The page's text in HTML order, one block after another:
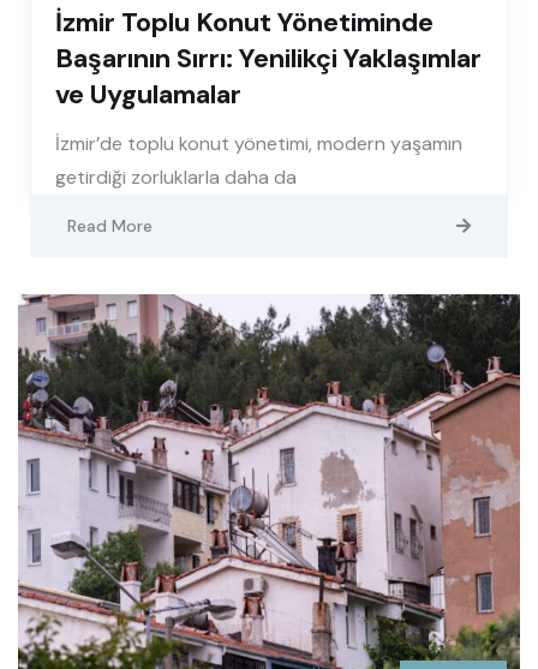
İzmir Toplu Konut Yönetiminde
Başarının Sırrı: Yenilikçi Yaklaşımlar
ve Uygulamalar
İzmir’de toplu konut yönetimi, modern yaşamın
getirdiği zorluklarla daha da
Read More